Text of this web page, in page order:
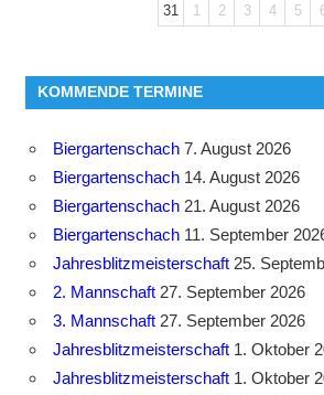
31
1 2 3 4 5
KOMMENDE TERMINE
Biergartenschach 7. August 2026
Biergartenschach 14. August 2026
Biergartenschach 21. August 2026
Biergartenschach 11. September
Jahresblitzmeisterschaft 25.
2. Mannschaft 27. September 2026
3. Mannschaft 27. September 2026
Jahresblitzmeisterschaft 1. Oktober
Jahresblitzmeisterschaft 1. Oktober